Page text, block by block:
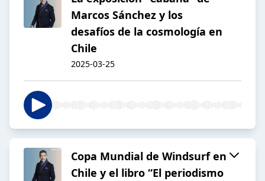
Marcos Sánchez y los
desafíos de la cosmología en
Chile
2025-03-25
Copa Mundial de Windsurf en
Chile y el libro “El periodismo